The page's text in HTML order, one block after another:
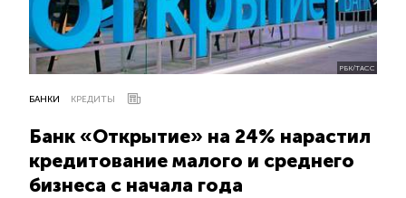
РБК/ТАСС
БАНКИ КРЕДИТЫ
Банк «Открытие» на 24% нарастил
кредитование малого и среднего
бизнеса с начала года